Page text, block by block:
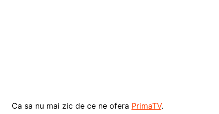
Ca sa nu mai zic de ce ne ofera PrimaTV.